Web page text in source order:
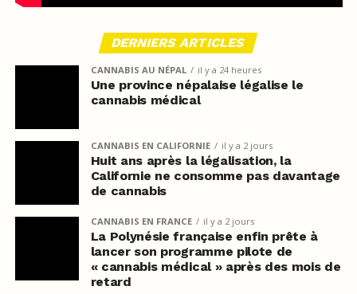
DERNIERS ARTICLES
CANNABIS AU NÉPAL il y a 24 heures
Une province népalaise légalise le
cannabis médical
CANNABIS EN CALIFORNIE il y a 2 jours
Huit ans après la légalisation, la
Californie ne consomme pas davantage
de cannabis
CANNABIS EN FRANCE il y a 2 jours
La Polynésie française enfin prête à
lancer son programme pilote de
« cannabis médical » après des mois de
retard